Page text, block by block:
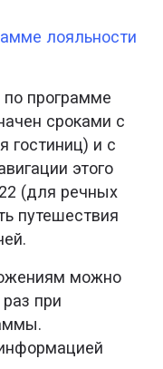
лояльности
программе
сроками с
гостиниц) и с
этого
(для речных
путешествия
можно
при